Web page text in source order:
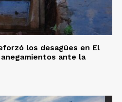
los desagües en El
ante la